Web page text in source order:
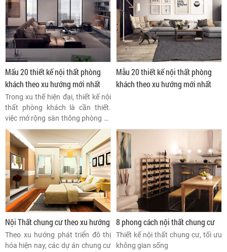
Mấu 20 thiết kế nội thất phòng
khách theo xu hướng mới nhất
Trong xu thế hiện đại, thiết kế nội
thất phòng khách là cần thiết.
việc mở rộng sàn thông phòng từ
phòng khách đến phòng ăn nhà
bếp hay phòng đọc sách để tăng
độ rộng của mặt sàn và làm thế
nào để kết hợp hài hòa được các
mặt sàn với nhau? Đó là điều
đang được nhiều nhà đầu tư
quan tâm.
Mẫu 20 thiết kế nội thất phòng
khách theo xu hướng mới nhất
Nội Thất chung cư theo xu hướng
Theo xu hướng phát triển đô thị
hóa hiện nay, các dự án chung cư
8 phong cách nội thất chung cư
Thiết kế nội thất chung cư, tối ưu
không gian sống